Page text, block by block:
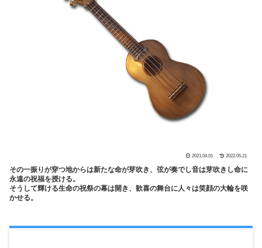
2021.04.01 2022.05.21
その一振りが穿つ地からは新たな命が芽吹き、弦が奏でし音は芽吹きし命に
永遠の祝福を授ける。
そうして輝ける生命の祝祭の幕は開き、歓喜の舞台に人々は笑顔の大輪を咲
かせる。